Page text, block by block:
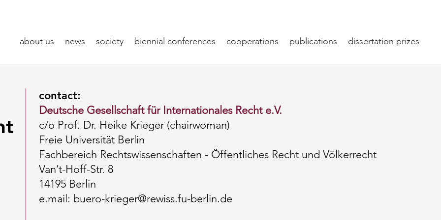
about us news society biennial conferences cooperations publications dissertation prizes
contact:
Deutsche Gesellschaft für Internationales Recht e.V.
c/o Prof. Dr. Heike Krieger (chairwoman)
Freie Universität Berlin
Fachbereich Rechtswissenschaften - Öffentliches Recht und Völkerrecht
Van’t-Hoff-Str. 8
14195 Berlin
e.mail: buero-krieger@rewiss.fu-berlin.de